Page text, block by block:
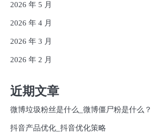
2026 年 5 月
2026 年 4 月
2026 年 3 月
2026 年 2 月
近期文章
微博垃圾粉丝是什么_微博僵尸粉是什么？
抖音产品优化_抖音优化策略